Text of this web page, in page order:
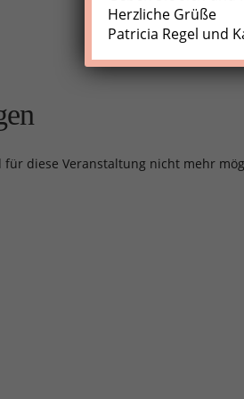
für diese Veranstaltung nicht mehr
Herzliche Grüße
Patricia Regel und